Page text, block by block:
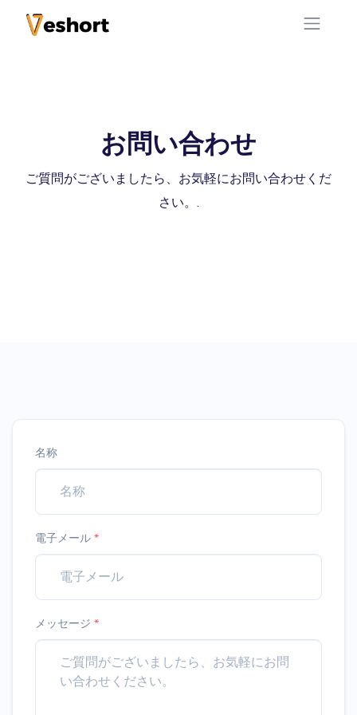
お問い合わせ
ご質問がございましたら、お気軽にお問い合わせくだ
さい。.
名称
電子メール *
メッセージ *